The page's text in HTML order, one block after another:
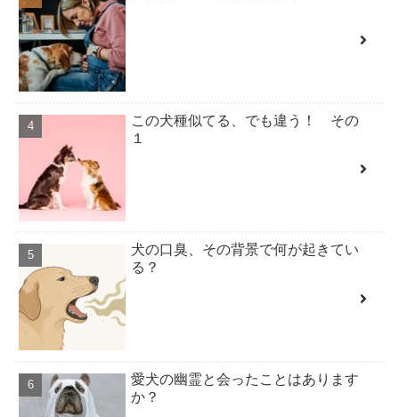
この犬種似てる、でも違う！ その
１
犬の口臭、その背景で何が起きてい
る？
愛犬の幽霊と会ったことはあります
か？